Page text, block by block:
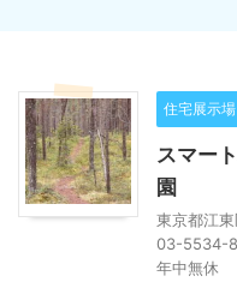
住宅展示場
スマー
園
東京都江
03-5534-
年中無休